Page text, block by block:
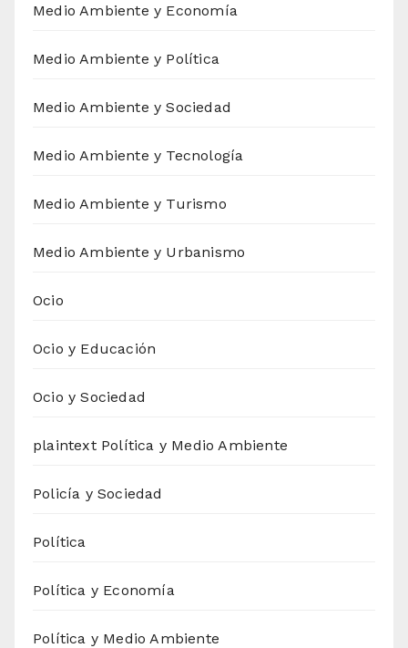
Medio Ambiente y Economía
Medio Ambiente y Política
Medio Ambiente y Sociedad
Medio Ambiente y Tecnología
Medio Ambiente y Turismo
Medio Ambiente y Urbanismo
Ocio
Ocio y Educación
Ocio y Sociedad
plaintext Política y Medio Ambiente
Policía y Sociedad
Política
Política y Economía
Política y Medio Ambiente